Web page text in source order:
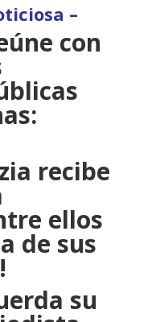
–
con
recibe
ellos
de sus
su